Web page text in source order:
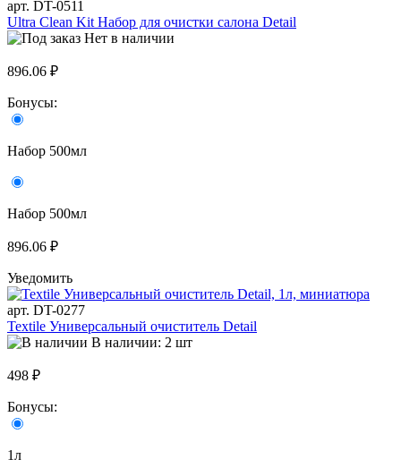
арт. DT-0511
Ultra Clean Kit Набор для очистки салона Detail
Нет в наличии
896.06 ₽
Бонусы:
Набор 500мл
Набор 500мл
896.06 ₽
Уведомить
арт. DT-0277
Textile Универсальный очиститель Detail
В наличии: 2 шт
498 ₽
Бонусы:
1л